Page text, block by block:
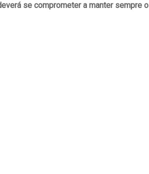
se comprometer a manter sempre o